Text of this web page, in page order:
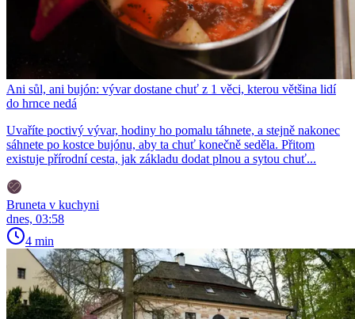
Ani sůl, ani bujón: vývar dostane chuť z 1 věci, kterou většina lidí
do hrnce nedá
Uvaříte poctivý vývar, hodiny ho pomalu táhnete, a stejně nakonec
sáhnete po kostce bujónu, aby ta chuť konečně seděla. Přitom
existuje přírodní cesta, jak základu dodat plnou a sytou chuť...
Bruneta v kuchyni
dnes, 03:58
4 min